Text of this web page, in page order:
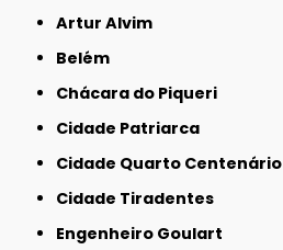
Artur Alvim
Belém
Chácara do Piqueri
Cidade Patriarca
Cidade Quarto Centenário
Cidade Tiradentes
Engenheiro Goulart